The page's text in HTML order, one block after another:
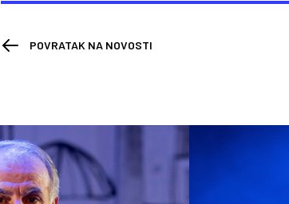
POVRATAK NA NOVOSTI